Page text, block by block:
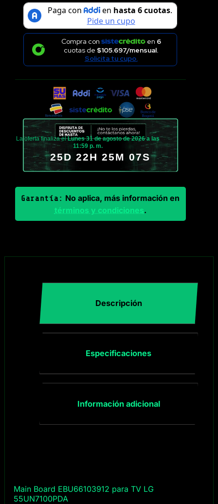
Compra con en 6
cuotas de $105.697/mensual.
Solicita tu cupo.
La oferta finaliza elLunes 31 de agosto de 2026 a las
11:59 p. m.
25D 22H 25M 06S
Garantía: No aplica, más información en
términos y condiciones.
Descripción
Especificaciones
Información adicional
Main Board EBU66103912 para TV LG
55UN7100PDA